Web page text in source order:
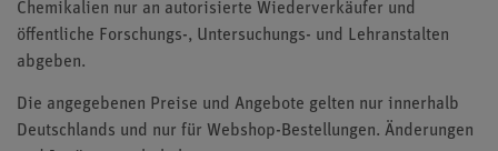
Chemikalien nur an autorisierte Wiederverkäufer und
öffentliche Forschungs-, Untersuchungs- und Lehranstalten
abgeben.
Die angegebenen Preise und Angebote gelten nur innerhalb
Deutschlands und nur für Webshop-Bestellungen. Änderungen